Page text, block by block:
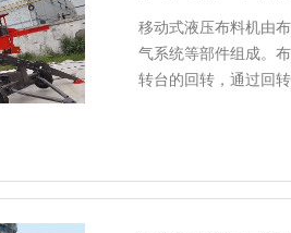
移动式液压布料机由
气系统等部件组成。
转台的回转，通过回